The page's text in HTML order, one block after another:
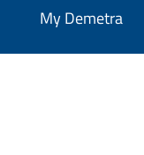
My Demetra